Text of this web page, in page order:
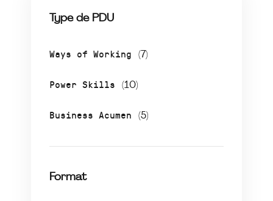
Type de PDU
Ways of Working (7)
Power Skills (10)
Business Acumen (5)
Format